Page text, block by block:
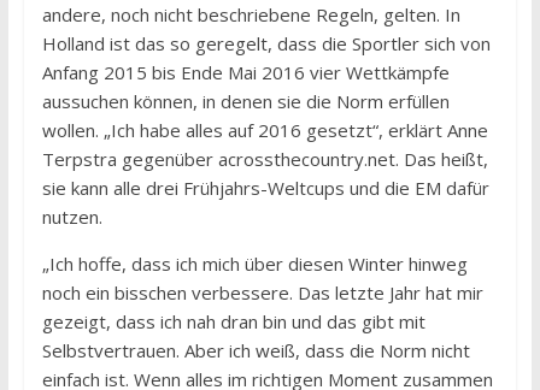
andere, noch nicht beschriebene Regeln, gelten. In
Holland ist das so geregelt, dass die Sportler sich von
Anfang 2015 bis Ende Mai 2016 vier Wettkämpfe
aussuchen können, in denen sie die Norm erfüllen
wollen. „Ich habe alles auf 2016 gesetzt“, erklärt Anne
Terpstra gegenüber acrossthecountry.net. Das heißt,
sie kann alle drei Frühjahrs-Weltcups und die EM dafür
nutzen.
„Ich hoffe, dass ich mich über diesen Winter hinweg
noch ein bisschen verbessere. Das letzte Jahr hat mir
gezeigt, dass ich nah dran bin und das gibt mit
Selbstvertrauen. Aber ich weiß, dass die Norm nicht
einfach ist. Wenn alles im richtigen Moment zusammen